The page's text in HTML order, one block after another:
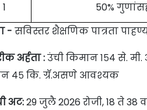
1
50%
- सविस्तर शैक्षणिक पात्रता
अर्हता :उंची किमान १५४ से.
४५ कि. ग्रॅ.असणे आवश्यक
अट:29 जुलै 2026 रोजी, 18 ते 38